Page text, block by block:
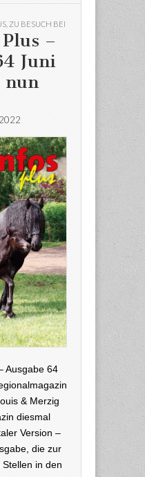
ZU BESUCH BEI
–
Juni
nun
Ausgabe 64
& Merzig
diesmal
Version –
die zur
in den